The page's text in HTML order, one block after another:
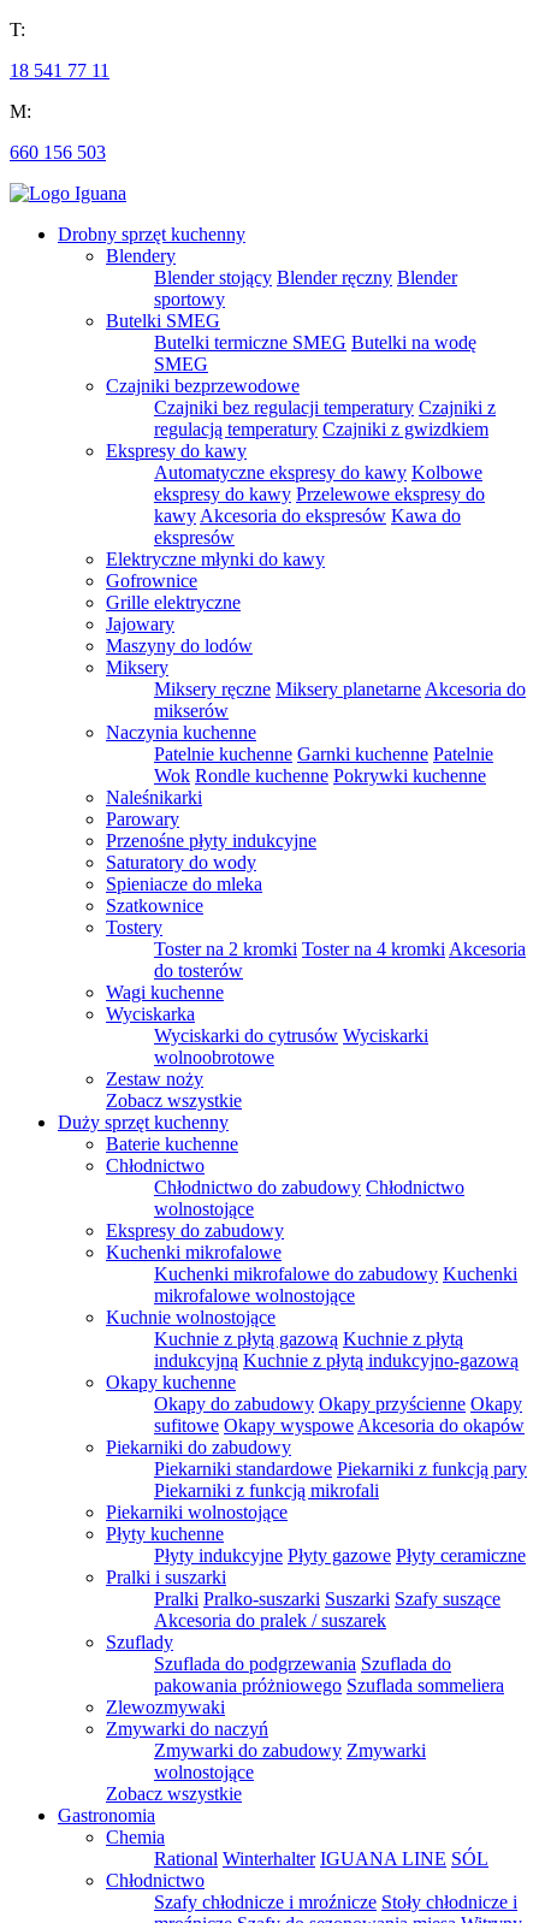
T:
18 541 77 11
M:
660 156 503
Drobny sprzęt kuchenny
Blendery
Blender stojący Blender ręczny Blender
sportowy
Butelki SMEG
Butelki termiczne SMEG Butelki na wodę
SMEG
Czajniki bezprzewodowe
Czajniki bez regulacji temperatury Czajniki z
regulacją temperatury Czajniki z gwizdkiem
Ekspresy do kawy
Automatyczne ekspresy do kawy Kolbowe
ekspresy do kawy Przelewowe ekspresy do
kawy Akcesoria do ekspresów Kawa do
ekspresów
Elektryczne młynki do kawy
Gofrownice
Grille elektryczne
Jajowary
Maszyny do lodów
Miksery
Miksery ręczne Miksery planetarne Akcesoria do
mikserów
Naczynia kuchenne
Patelnie kuchenne Garnki kuchenne Patelnie
Wok Rondle kuchenne Pokrywki kuchenne
Naleśnikarki
Parowary
Przenośne płyty indukcyjne
Saturatory do wody
Spieniacze do mleka
Szatkownice
Tostery
Toster na 2 kromki Toster na 4 kromki Akcesoria
do tosterów
Wagi kuchenne
Wyciskarka
Wyciskarki do cytrusów Wyciskarki
wolnoobrotowe
Zestaw noży
Zobacz wszystkie
Duży sprzęt kuchenny
Baterie kuchenne
Chłodnictwo
Chłodnictwo do zabudowy Chłodnictwo
wolnostojące
Ekspresy do zabudowy
Kuchenki mikrofalowe
Kuchenki mikrofalowe do zabudowy Kuchenki
mikrofalowe wolnostojące
Kuchnie wolnostojące
Kuchnie z płytą gazową Kuchnie z płytą
indukcyjną Kuchnie z płytą indukcyjno-gazową
Okapy kuchenne
Okapy do zabudowy Okapy przyścienne Okapy
sufitowe Okapy wyspowe Akcesoria do okapów
Piekarniki do zabudowy
Piekarniki standardowe Piekarniki z funkcją pary
Piekarniki z funkcją mikrofali
Piekarniki wolnostojące
Płyty kuchenne
Płyty indukcyjne Płyty gazowe Płyty ceramiczne
Pralki i suszarki
Pralki Pralko-suszarki Suszarki Szafy suszące
Akcesoria do pralek / suszarek
Szuflady
Szuflada do podgrzewania Szuflada do
pakowania próżniowego Szuflada sommeliera
Zlewozmywaki
Zmywarki do naczyń
Zmywarki do zabudowy Zmywarki
wolnostojące
Zobacz wszystkie
Gastronomia
Chemia
Rational Winterhalter IGUANA LINE SÓL
Chłodnictwo
Szafy chłodnicze i mroźnicze Stoły chłodnicze i